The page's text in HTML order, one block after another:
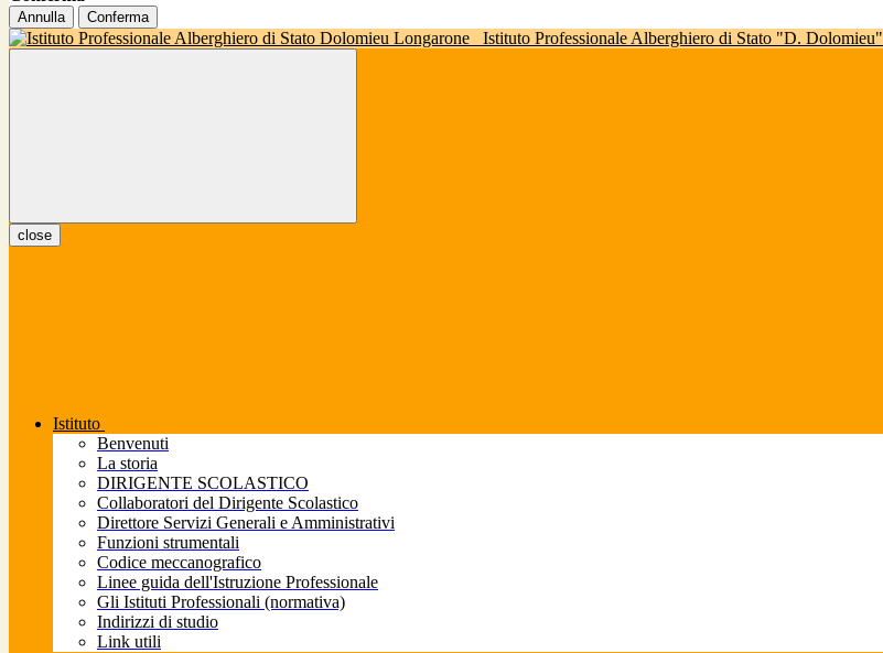
Annulla Conferma
Istituto Professionale Alberghiero di Stato "D. Dolomieu"
close
Istituto
Benvenuti
La storia
DIRIGENTE SCOLASTICO
Collaboratori del Dirigente Scolastico
Direttore Servizi Generali e Amministrativi
Funzioni strumentali
Codice meccanografico
Linee guida dell'Istruzione Professionale
Gli Istituti Professionali (normativa)
Indirizzi di studio
Link utili